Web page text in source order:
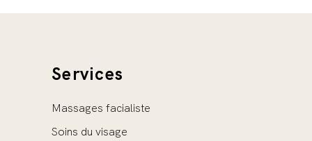
Services
Massages facialiste
Soins du visage